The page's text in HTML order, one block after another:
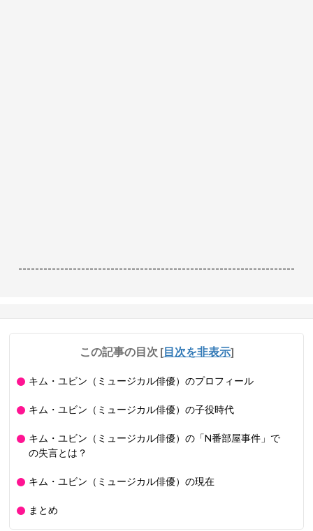
------------------------------------------------------------------
この記事の目次 [目次を非表示]
キム・ユビン（ミュージカル俳優）のプロフィール
キム・ユビン（ミュージカル俳優）の子役時代
キム・ユビン（ミュージカル俳優）の「N番部屋事件」で
の失言とは？
キム・ユビン（ミュージカル俳優）の現在
まとめ